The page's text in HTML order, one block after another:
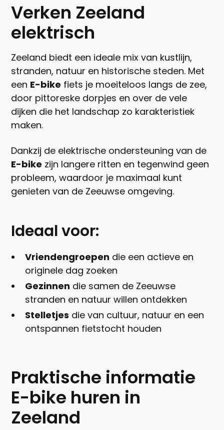
Verken Zeeland
elektrisch
Zeeland biedt een ideale mix van kustlijn,
stranden, natuur en historische steden. Met
een E-bike fiets je moeiteloos langs de zee,
door pittoreske dorpjes en over de vele
dijken die het landschap zo karakteristiek
maken.
Dankzij de elektrische ondersteuning van de
E-bike zijn langere ritten en tegenwind geen
probleem, waardoor je maximaal kunt
genieten van de Zeeuwse omgeving.
Ideaal voor:
Vriendengroepen die een actieve en
originele dag zoeken
Gezinnen die samen de Zeeuwse
stranden en natuur willen ontdekken
Stelletjes die van cultuur, natuur en een
ontspannen fietstocht houden
Praktische informatie
E-bike huren in
Zeeland